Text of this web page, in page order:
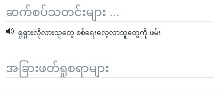
ဆက်စပ်သတင်းများ ...
ရုရှားလိုလားသူတွေ စစ်ရေးလေ့လာသူတွေကို ဖမ်း
အခြားဖတ်ရှုစရာများ